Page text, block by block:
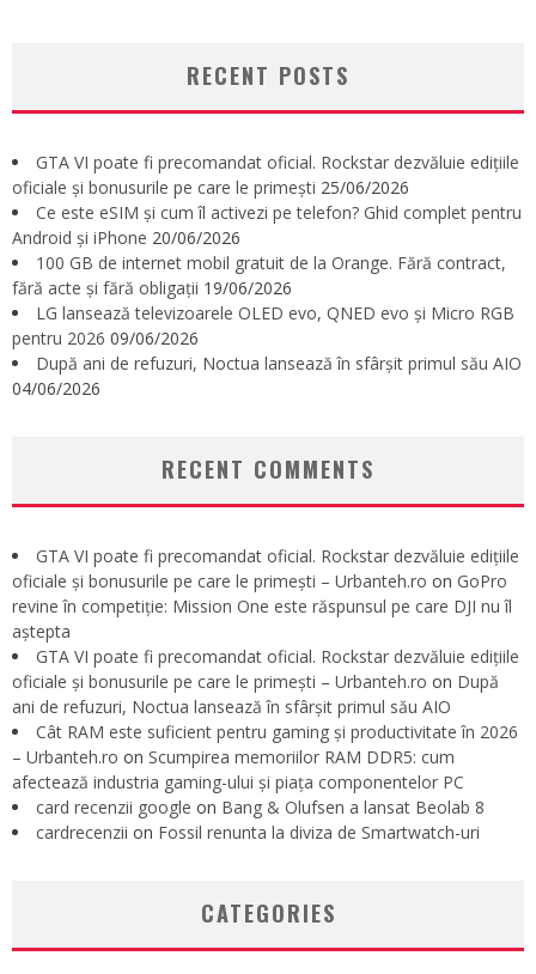
RECENT POSTS
GTA VI poate fi precomandat oficial. Rockstar dezvăluie edițiile
oficiale și bonusurile pe care le primești 25/06/2026
Ce este eSIM și cum îl activezi pe telefon? Ghid complet pentru
Android și iPhone 20/06/2026
100 GB de internet mobil gratuit de la Orange. Fără contract,
fără acte și fără obligații 19/06/2026
LG lansează televizoarele OLED evo, QNED evo și Micro RGB
pentru 2026 09/06/2026
După ani de refuzuri, Noctua lansează în sfârșit primul său AIO
04/06/2026
RECENT COMMENTS
GTA VI poate fi precomandat oficial. Rockstar dezvăluie edițiile
oficiale și bonusurile pe care le primești – Urbanteh.ro on GoPro
revine în competiție: Mission One este răspunsul pe care DJI nu îl
aștepta
GTA VI poate fi precomandat oficial. Rockstar dezvăluie edițiile
oficiale și bonusurile pe care le primești – Urbanteh.ro on După
ani de refuzuri, Noctua lansează în sfârșit primul său AIO
Cât RAM este suficient pentru gaming și productivitate în 2026
– Urbanteh.ro on Scumpirea memoriilor RAM DDR5: cum
afectează industria gaming-ului și piața componentelor PC
card recenzii google on Bang & Olufsen a lansat Beolab 8
cardrecenzii on Fossil renunta la diviza de Smartwatch-uri
CATEGORIES